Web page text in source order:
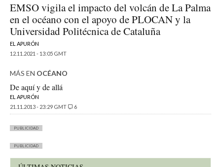
EMSO vigila el impacto del volcán de La Palma
en el océano con el apoyo de PLOCAN y la
Universidad Politécnica de Cataluña
EL APURÓN
12.11.2021 - 13:05 GMT
MÁS EN OCÉANO
De aquí y de allá
EL APURÓN
21.11.2013 - 23:29 GMT
6
PUBLICIDAD
PUBLICIDAD